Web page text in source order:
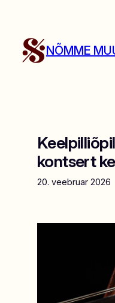
juurde
NÕMME
kontsert
20. veebruar 2026